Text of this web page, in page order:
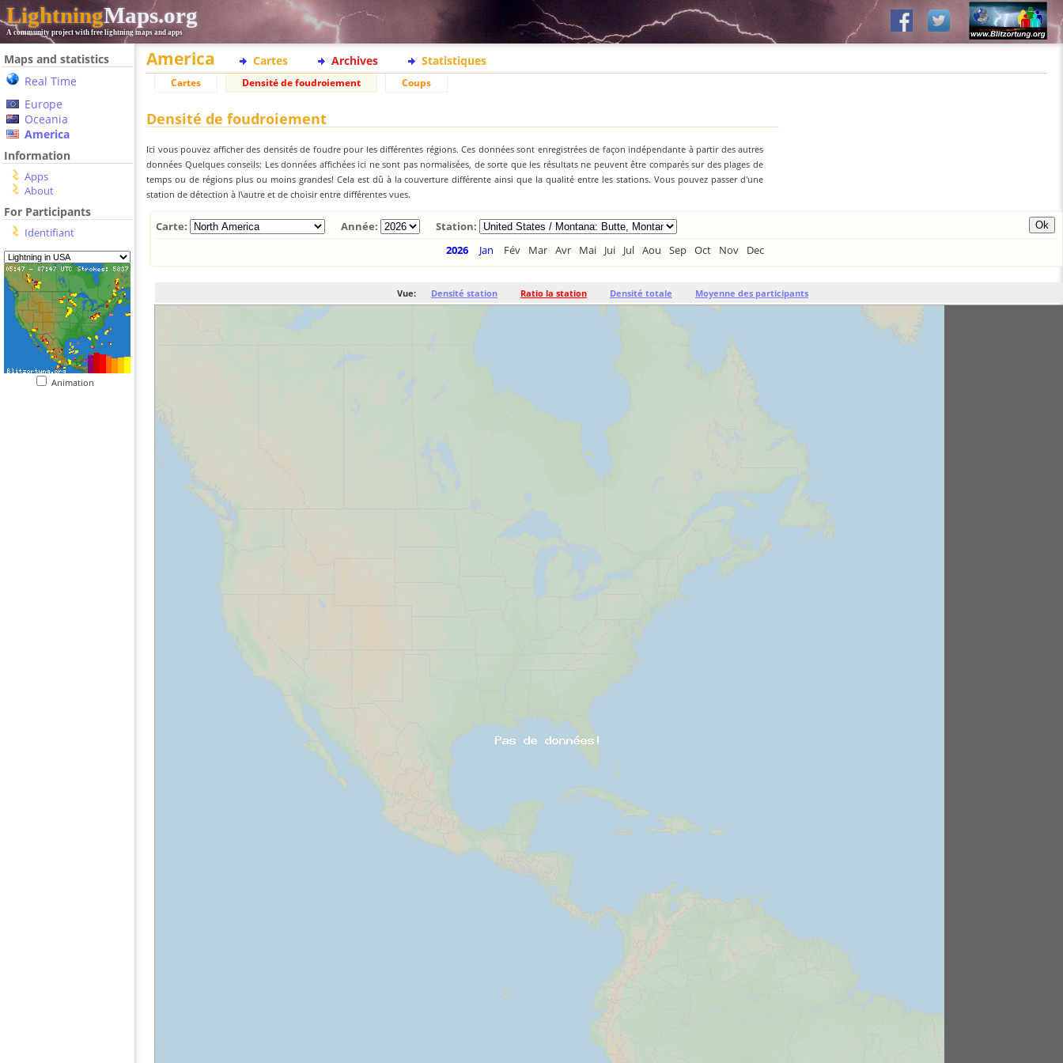
LightningMaps.org
A community project with free lightning maps and apps
Maps and statistics
Real Time
Europe
Oceania
America
Information
Apps
About
For Participants
Identifiant
Animation
America Cartes Archives Statistiques
Cartes Densité de foudroiement Coups
Densité de foudroiement
Ici vous pouvez afficher des densités de foudre pour les différentes régions. Ces données sont enregistrées de façon indépendante à partir des autres
données Quelques conseils: Les données affichées ici ne sont pas normalisées, de sorte que les résultats ne peuvent être comparés sur des plages de
temps ou de régions plus ou moins grandes! Cela est dû à la couverture différente ainsi que la qualité entre les stations. Vous pouvez passer d'une
station de détection à l\autre et de choisir entre différentes vues.
Carte: Année:
Station:
2026
Jan Fév Mar Avr Mai Jui Jul Aou Sep Oct Nov Dec
Vue: Densité station Ratio la station Densité totale Moyenne des participants